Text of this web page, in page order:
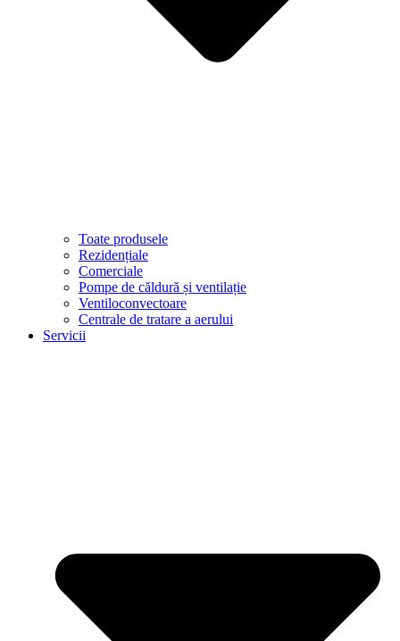
Toate produsele
Rezidențiale
Comerciale
Pompe de căldură și ventilație
Ventiloconvectoare
Centrale de tratare a aerului
Servicii